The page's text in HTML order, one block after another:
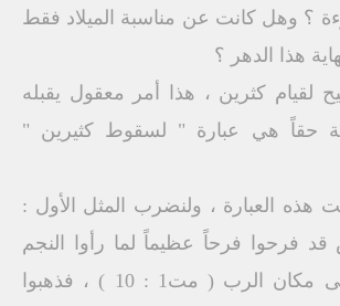
؟ وهل كانت عن مناسبة الميلاد فقط
هذا الدهر ؟
لقيام كثرين ، هذا أمر معقول يقبله
حقاً هي عبارة " لسقوط كثيرين "
العبارة ، ولنضرب المثل الأول :
فرحوا فرحاً عظيماً لما رأوا النجم
الذي أرشدهم إلى مكان الرب ( مت1 : 10 ) ، فذهبوا